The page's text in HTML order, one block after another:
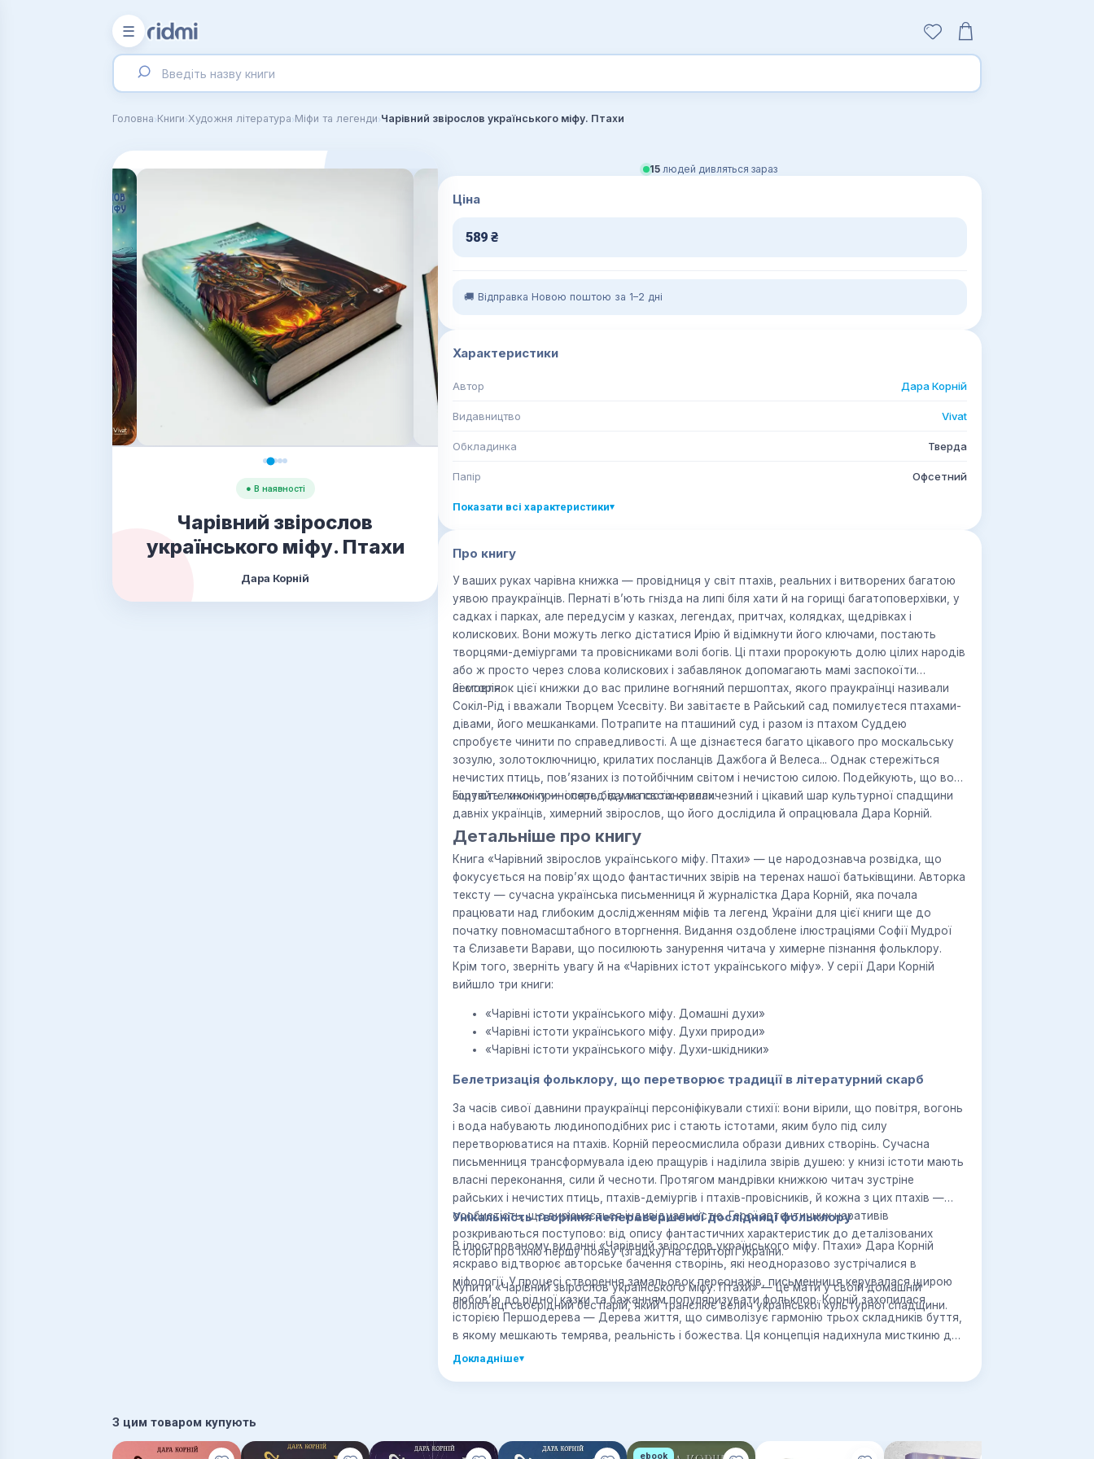
☰
Головна›Книги›Художня література›Міфи та легенди›Чарівний звірослов українського міфу. Птахи
● В наявності
Чарівний звірослов
українського міфу. Птахи
Дара Корній
14 людей дивляться зараз
Ціна
589 ₴
🚚 Відправка Новою поштою за 1–2 дні
Характеристики
Автор Дара Корній
Видавництво Vivat
Обкладинка Тверда
Папір Офсетний
Показати всі характеристики▾
Про книгу
У ваших руках чарівна книжка — провідниця у світ птахів, реальних і витворених багатою
уявою праукраїнців. Пернаті в’ють гнізда на липі біля хати й на горищі багатоповерхівки, у
садках і парках, але передусім у казках, легендах, притчах, колядках, щедрівках і
колискових. Вони можуть легко дістатися Ирію й відімкнути його ключами, постають
творцями-деміургами та провісниками волі богів. Ці птахи пророкують долю цілих народів
або ж просто через слова колискових і забавлянок допомагають мамі заспокоїти
немовля.
Зі сторінок цієї книжки до вас прилине вогняний першоптах, якого праукраїнці називали
Сокіл-Рід і вважали Творцем Усесвіту. Ви завітаєте в Райський сад помилуєтеся птахами-
дівами, його мешканками. Потрапите на пташиний суд і разом із птахом Суддею
спробуєте чинити по справедливості. А ще дізнаєтеся багато цікавого про москальську
зозулю, золотоключницю, крилатих посланців Дажбога й Велеса... Однак стережіться
нечистих птиць, пов’язаних із потойбічним світом і нечистою силою. Подейкують, що вони
віщують лихо і приносять біду на своїх крилах.
Гортайте книжку — і перед вами постане величезний і цікавий шар культурної спадщини
давніх українців, химерний звірослов, що його дослідила й опрацювала Дара Корній.
Детальніше про книгу
Книга «Чарівний звірослов українського міфу. Птахи» — це народознавча розвідка, що
фокусується на повір’ях щодо фантастичних звірів на теренах нашої батьківщини. Авторка
тексту — сучасна українська письменниця й журналістка Дара Корній, яка почала
працювати над глибоким дослідженням міфів та легенд України для цієї книги ще до
початку повномасштабного вторгнення. Видання оздоблене ілюстраціями Софії Мудрої
та Єлизавети Варави, що посилюють занурення читача у химерне пізнання фольклору.
Крім того, зверніть увагу й на «Чарівних істот українського міфу». У серії Дари Корній
вийшло три книги:
«Чарівні істоти українського міфу. Домашні духи»
«Чарівні істоти українського міфу. Духи природи»
«Чарівні істоти українського міфу. Духи-шкідники»
Белетризація фольклору, що перетворює традиції в літературний скарб
За часів сивої давнини праукраїнці персоніфікували стихії: вони вірили, що повітря, вогонь
і вода набувають людиноподібних рис і стають істотами, яким було під силу
перетворюватися на птахів. Корній переосмислила образи дивних створінь. Сучасна
письменниця трансформувала ідею пращурів і наділила звірів душею: у книзі істоти мають
власні переконання, сили й чесноти. Протягом мандрівки книжкою читач зустріне
райських і нечистих птиць, птахів-деміургів і птахів-провісників, й кожна з цих птахів —
особистість, що вирізняється індивідуальністю. Герої автентичних наративів
розкриваються поступово: від опису фантастичних характеристик до деталізованих
історій про їхню першу появу (згадку) на території України.
Купити «Чарівний звірослов українського міфу. Птахи» — це мати у своїй домашній
бібліотеці своєрідний бестіарій, який транслює велич української культурної спадщини.
Унікальність творіння неперевершеної дослідниці фольклору
В ілюстрованому виданні «Чарівний звірослов українського міфу. Птахи» Дара Корній
яскраво відтворює авторське бачення створінь, які неодноразово зустрічалися в
міфології. У процесі створення замальовок персонажів, письменниця керувалася щирою
любов’ю до рідної казки та бажанням популяризувати фольклор. Корній захопилася
історією Першодерева — Дерева життя, що символізує гармонію трьох складників буття,
в якому мешкають темрява, реальність і божества. Ця концепція надихнула мисткиню до
написання книжки, де світобудова перегукується з тисячолітньою легендою про
середовище гніздування міфічних птахів. Також видання часто посилається та цитує
Докладніше▾
З цим товаром купують
ebook